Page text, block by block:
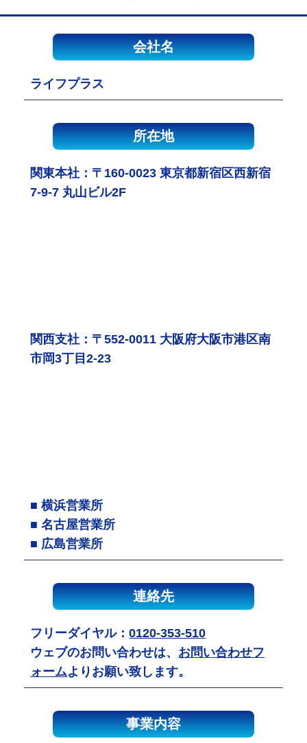
会社名
ライフプラス
所在地
関東本社：〒160-0023 東京都新宿区西新宿
7-9-7 丸山ビル2F
関西支社：〒552-0011 大阪府大阪市港区南
市岡3丁目2-23
■ 横浜営業所
■ 名古屋営業所
■ 広島営業所
連絡先
フリーダイヤル：0120-353-510
ウェブのお問い合わせは、 お問い合わせフ
ォームよりお願い致します。
事業内容